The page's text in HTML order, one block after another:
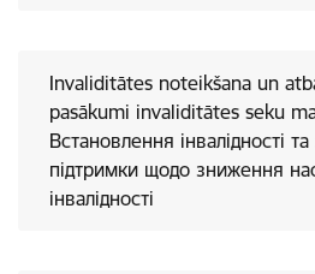
Invaliditātes noteikšana un
pasākumi invaliditātes seku
Встановлення інвалідності
підтримки щодо зниження
інвалідності